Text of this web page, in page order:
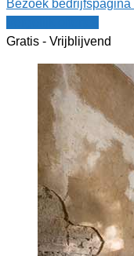
Bezoek bedrijfspagina
Gratis - Vrijblijvend